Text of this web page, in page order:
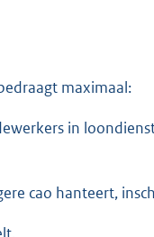
maximaal:
in
cao hanteert,